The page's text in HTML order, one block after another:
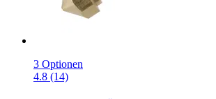
3 Optionen
4.8 (14)